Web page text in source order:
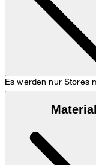
Es werden nur Stores
Das Model trägt die
einem Brustumfang
Maßtabelle